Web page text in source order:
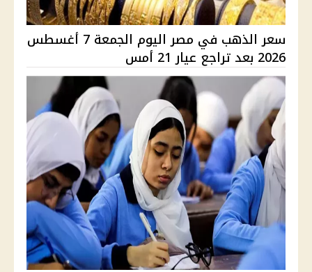
سعر الذهب في مصر اليوم الجمعة 7 أغسطس
2026 بعد تراجع عيار 21 أمس